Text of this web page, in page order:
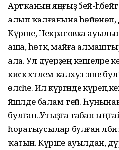
Артҡанын яңғыҙ әбей-
алып ҡалғанына һөйөнөп,
Күрше, Некрасовка
аша, һөткә, майға
ала. Ул дәүерҙең кешеләре
кискә хәтлем калхуз эше
өләсәһе. Ил күргәнде
йәшәлде балам тей.
булған..Утыҙға табан
һоратыусылар булған
ҡатын. Күрше ауылдан,